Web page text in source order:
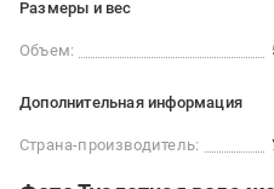
Размеры и вес
Объем:
Дополнительная информация
Страна-производитель: